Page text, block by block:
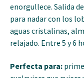
enorgullece. Salida
para nadar con los
aguas cristalinas,
relajado. Entre 5 y 6
Perfecta para: